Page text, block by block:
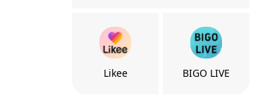
Likee BIGO LIVE